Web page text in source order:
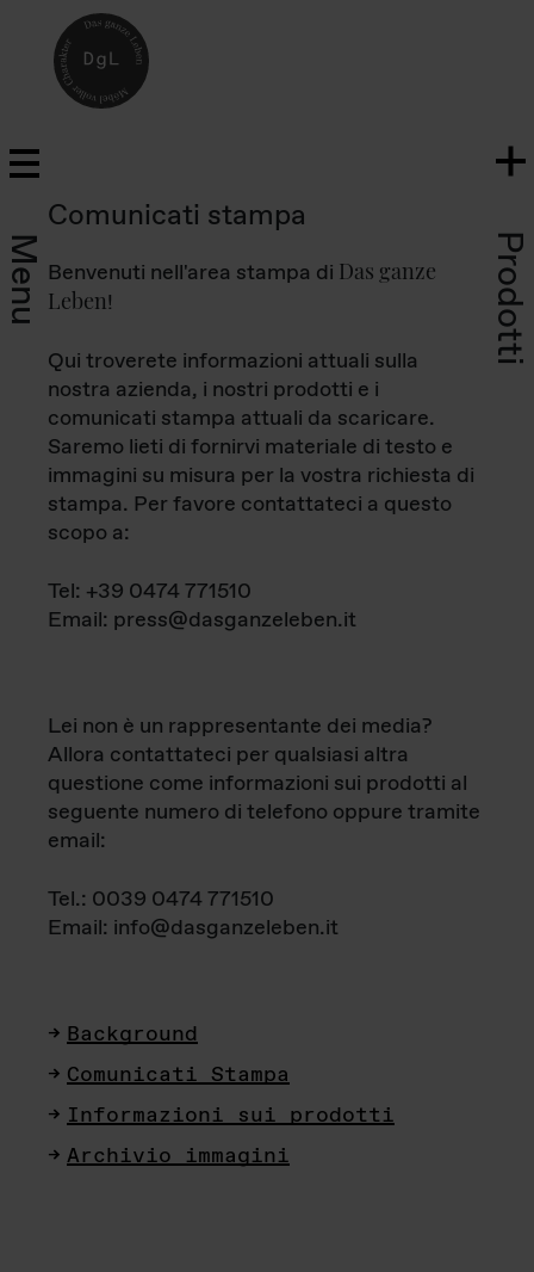
Menu Prodotti
Comunicati stampa
Benvenuti nell'area stampa di Das ganze
Leben!
Qui troverete informazioni attuali sulla
nostra azienda, i nostri prodotti e i
comunicati stampa attuali da scaricare.
Saremo lieti di fornirvi materiale di testo e
immagini su misura per la vostra richiesta di
stampa. Per favore contattateci a questo
scopo a:
Tel: +39 0474 771510
Email: press@dasganzeleben.it
Lei non è un rappresentante dei media?
Allora contattateci per qualsiasi altra
questione come informazioni sui prodotti al
seguente numero di telefono oppure tramite
email:
Tel.: 0039 0474 771510
Email: info@dasganzeleben.it
Background
Comunicati Stampa
Informazioni sui prodotti
Archivio immagini